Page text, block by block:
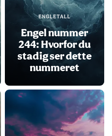
ENGLETALL
Engel nummer
244: Hvorfor du
stadig ser dette
nummeret